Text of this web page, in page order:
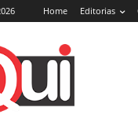
Home Editorias